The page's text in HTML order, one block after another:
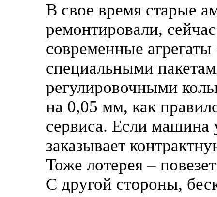
В свое время старые
ремонтировали,
современные
специальными
регулировочными
на 0,05 мм, как
сервиса. Если машина
заказывает
Тоже лотерея –
С другой стороны,